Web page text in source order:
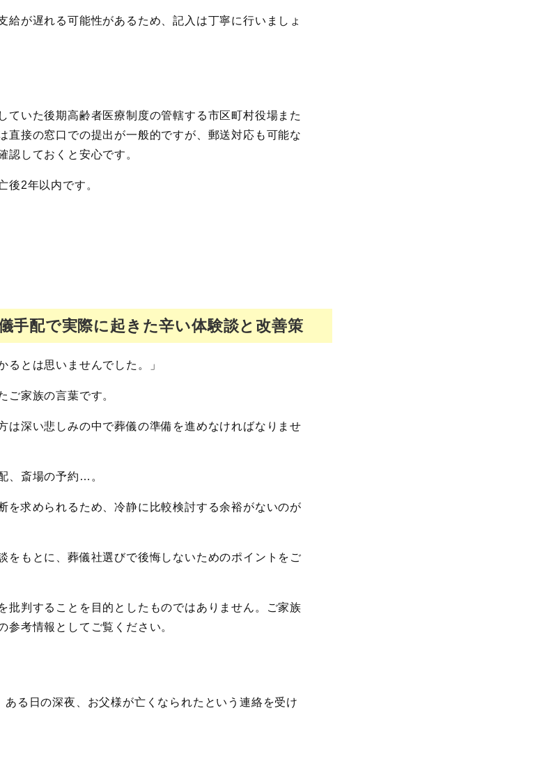
給が遅れる可能性があるため、記入は丁寧に行いましょ
ていた後期高齢者医療制度の管轄する市区町村役場また
直接の窓口での提出が一般的ですが、郵送対応も可能な
認しておくと安心です。
後2年以内です。
手配で実際に起きた辛い体験談と改善策
るとは思いませんでした。」
ご家族の言葉です。
は深い悲しみの中で葬儀の準備を進めなければなりませ
、斎場の予約…。
を求められるため、冷静に比較検討する余裕がないのが
をもとに、葬儀社選びで後悔しないためのポイントをご
批判することを目的としたものではありません。ご家族
参考情報としてご覧ください。
る日の深夜、お父様が亡くなられたという連絡を受け